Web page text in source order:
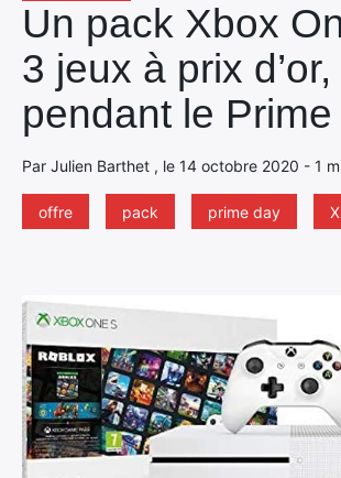
Un pack Xbox
3 jeux à prix d’or,
pendant le
Par Julien Barthet , le 14 octobre 2020 - 1
offre pack prime day